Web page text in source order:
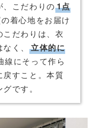
、こだわりの 1点
着心地をお届け
こだわりは、衣
く、
立体的に
線にそって作ら
すこと。本質
です。